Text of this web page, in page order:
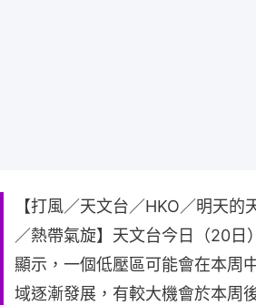
【打風／天文台／HKO／明天的
／熱帶氣旋】天文台今日（20日
顯示，一個低壓區可能會在本周
域逐漸發展，有較大機會於本周